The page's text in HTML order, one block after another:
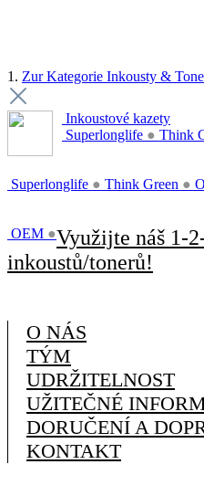
1. Zur Kategorie Inkousty &
Inkoustové kazety
Superlonglife ● Think
Superlonglife ● Think Green ●
OEM ●Využijte náš 1-
inkoustů/tonerů!
O NÁS
TÝM
UDRŽITELNOST
UŽITEČNÉ
DORUČENÍ A
KONTAKT